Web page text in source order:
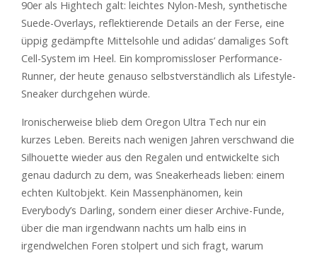
90er als Hightech galt: leichtes Nylon-Mesh, synthetische
Suede-Overlays, reflektierende Details an der Ferse, eine
üppig gedämpfte Mittelsohle und adidas’ damaliges Soft
Cell-System im Heel. Ein kompromissloser Performance-
Runner, der heute genauso selbstverständlich als Lifestyle-
Sneaker durchgehen würde.
Ironischerweise blieb dem Oregon Ultra Tech nur ein
kurzes Leben. Bereits nach wenigen Jahren verschwand die
Silhouette wieder aus den Regalen und entwickelte sich
genau dadurch zu dem, was Sneakerheads lieben: einem
echten Kultobjekt. Kein Massenphänomen, kein
Everybody’s Darling, sondern einer dieser Archive-Funde,
über die man irgendwann nachts um halb eins in
irgendwelchen Foren stolpert und sich fragt, warum